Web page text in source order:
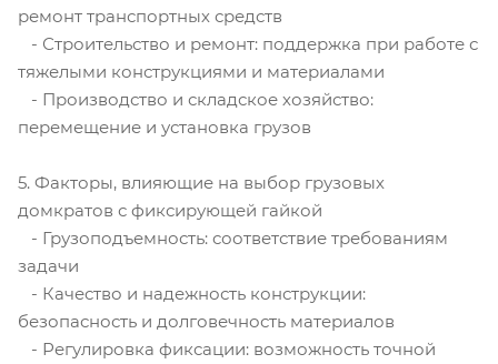
ремонт транспортных средств
- Строительство и ремонт: поддержка при работе с
тяжелыми конструкциями и материалами
- Производство и складское хозяйство:
перемещение и установка грузов
5. Факторы, влияющие на выбор грузовых
домкратов с фиксирующей гайкой
- Грузоподъемность: соответствие требованиям
задачи
- Качество и надежность конструкции:
безопасность и долговечность материалов
- Регулировка фиксации: возможность точной